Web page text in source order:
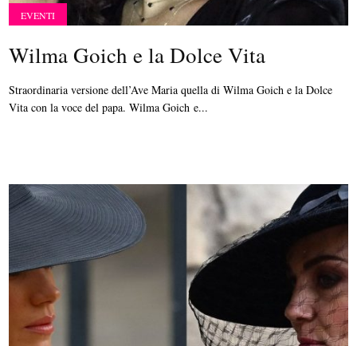
EVENTI
Wilma Goich e la Dolce Vita
Straordinaria versione dell’Ave Maria quella di Wilma Goich e la Dolce
Vita con la voce del papa. Wilma Goich e...